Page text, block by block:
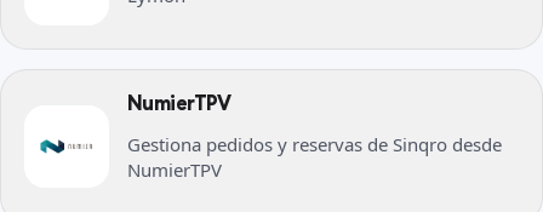
NumierTPV
Gestiona pedidos y reservas de Sinqro desde
NumierTPV